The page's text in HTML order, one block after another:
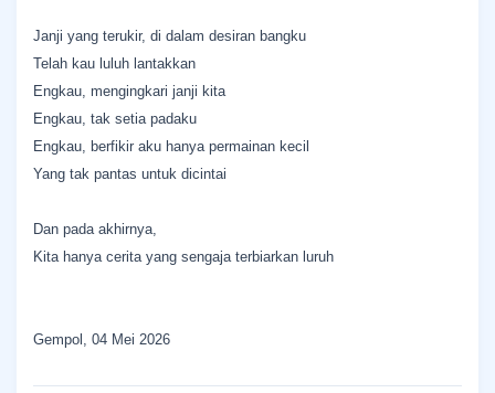
Janji yang terukir, di dalam desiran bangku
Telah kau luluh lantakkan
Engkau, mengingkari janji kita
Engkau, tak setia padaku
Engkau, berfikir aku hanya permainan kecil
Yang tak pantas untuk dicintai
Dan pada akhirnya,
Kita hanya cerita yang sengaja terbiarkan luruh
Gempol, 04 Mei 2026